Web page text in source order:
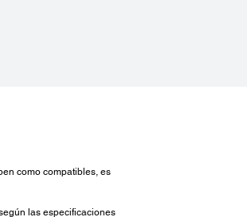
como compatibles, es
las especificaciones